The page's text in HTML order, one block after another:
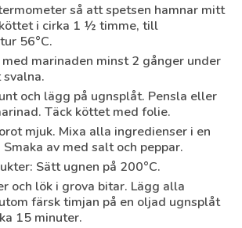
så att spetsen hamnar mitt
i cirka 1 ½ timme, till
56°C.
marinaden minst 2 gånger under
och lägg på ugnsplåt. Pensla eller
Täck köttet med folie.
mjuk. Mixa alla ingredienser i en
av med salt och peppar.
Sätt ugnen på 200°C.
och lök i grova bitar. Lägg alla
färsk timjan på en oljad ugnsplåt
15 minuter.